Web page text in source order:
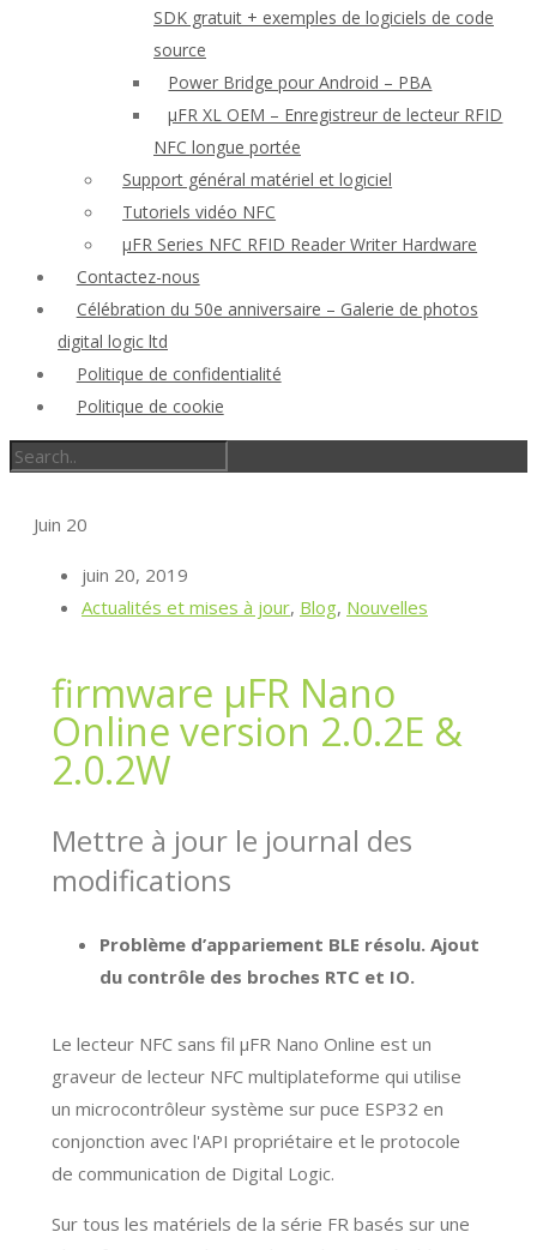
SDK gratuit + exemples de logiciels de code
source
Power Bridge pour Android – PBA
μFR XL OEM – Enregistreur de lecteur RFID
NFC longue portée
Support général matériel et logiciel
Tutoriels vidéo NFC
μFR Series NFC RFID Reader Writer Hardware
Contactez-nous
Célébration du 50e anniversaire – Galerie de photos
digital logic ltd
Politique de confidentialité
Politique de cookie
Juin 20
juin 20, 2019
Actualités et mises à jour, Blog, Nouvelles
firmware μFR Nano
Online version 2.0.2E &
2.0.2W
Mettre à jour le journal des
modifications
Problème d’appariement BLE résolu. Ajout
du contrôle des broches RTC et IO.
Le lecteur NFC sans fil μFR Nano Online est un
graveur de lecteur NFC multiplateforme qui utilise
un microcontrôleur système sur puce ESP32 en
conjonction avec l'API propriétaire et le protocole
de communication de Digital Logic.
Sur tous les matériels de la série FR basés sur une